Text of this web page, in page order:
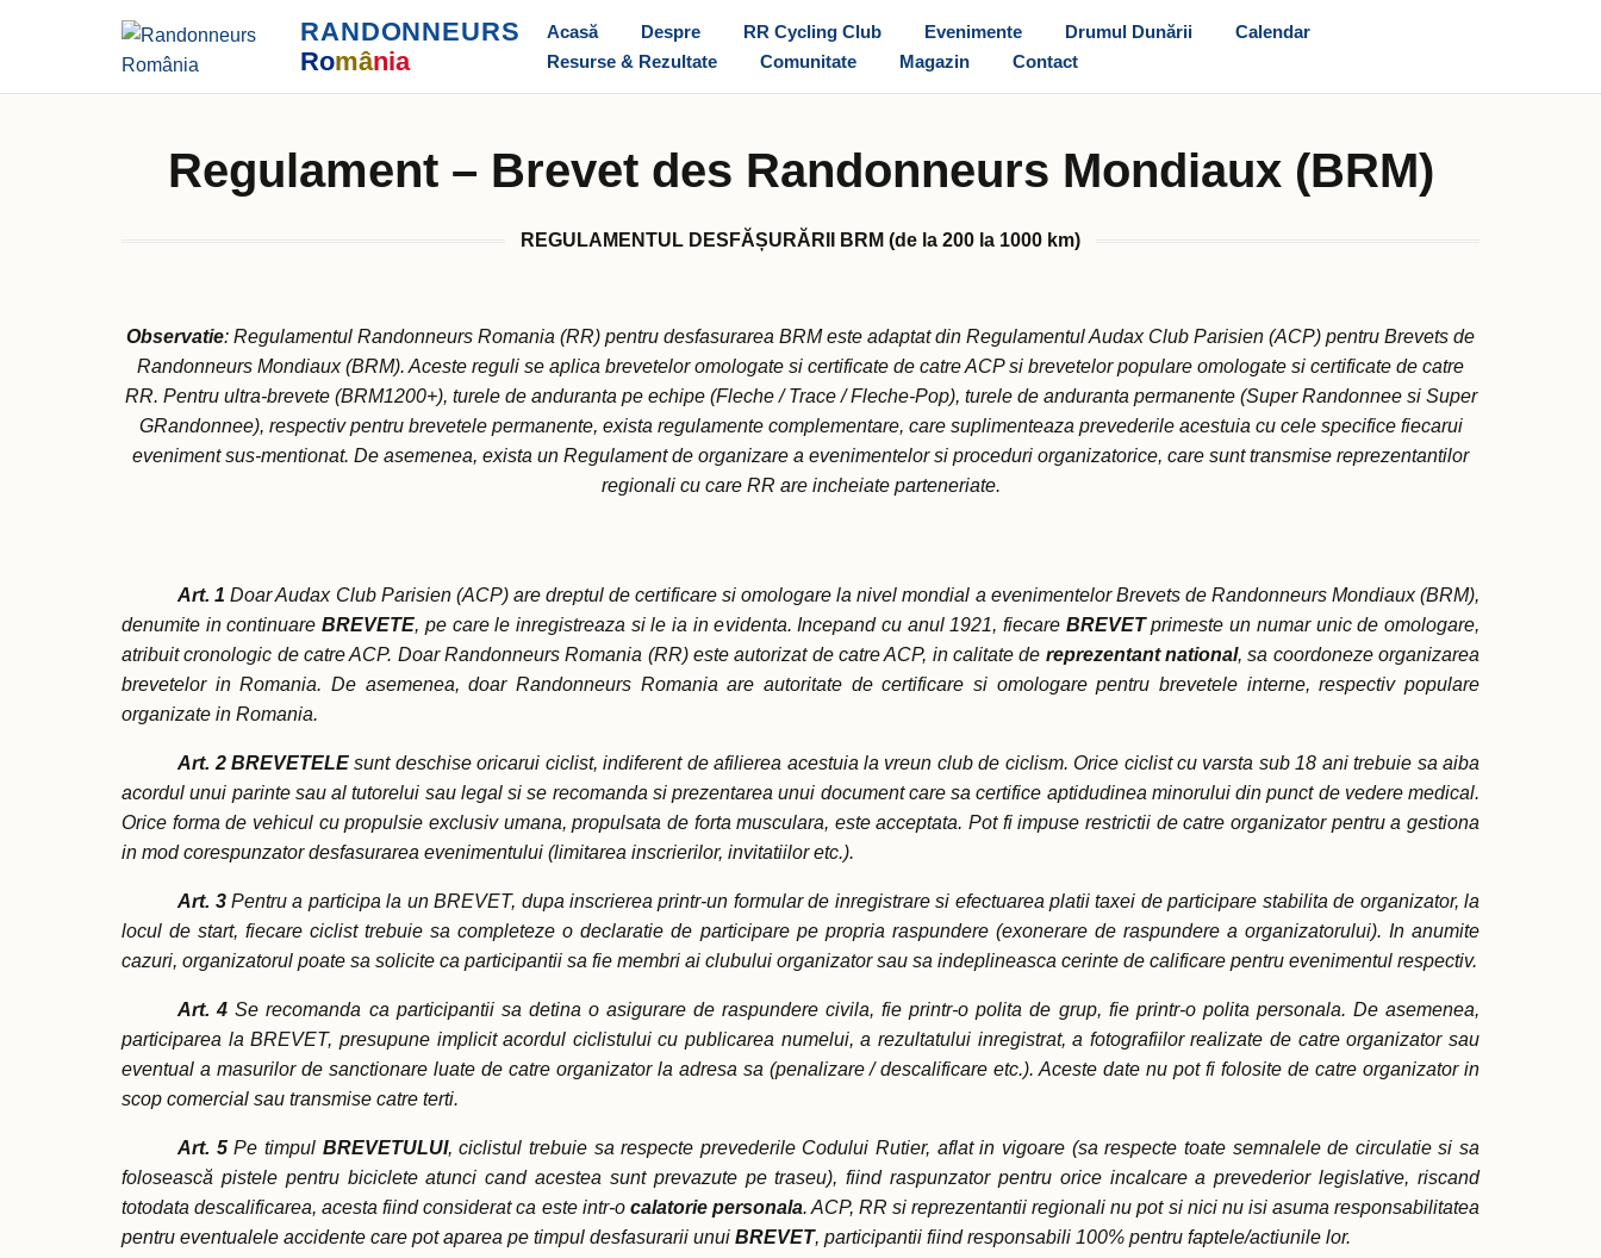
RANDONNEURS
România
Acasă Despre RR Cycling Club Evenimente Drumul Dunării
Calendar
Resurse & Rezultate
Comunitate Magazin Contact
Regulament – Brevet des Randonneurs Mondiaux (BRM)
REGULAMENTUL DESFĂȘURĂRII BRM (de la 200 la 1000 km)
Observatie: Regulamentul Randonneurs Romania (RR) pentru desfasurarea BRM este adaptat din Regulamentul Audax Club Parisien (ACP) pentru Brevets de
Randonneurs Mondiaux (BRM). Aceste reguli se aplica brevetelor omologate si certificate de catre ACP si brevetelor populare omologate si certificate de catre
RR. Pentru ultra-brevete (BRM1200+), turele de anduranta pe echipe (Fleche / Trace / Fleche-Pop), turele de anduranta permanente (Super Randonnee si Super
GRandonnee), respectiv pentru brevetele permanente, exista regulamente complementare, care suplimenteaza prevederile acestuia cu cele specifice fiecarui
eveniment sus-mentionat. De asemenea, exista un Regulament de organizare a evenimentelor si proceduri organizatorice, care sunt transmise reprezentantilor
regionali cu care RR are incheiate parteneriate.
Art. 1 Doar Audax Club Parisien (ACP) are dreptul de certificare si omologare la nivel mondial a evenimentelor Brevets de Randonneurs Mondiaux (BRM),
denumite in continuareBREVETE, pe care le inregistreaza si le ia in evidenta. Incepand cu anul 1921, fiecare BREVETprimeste un numar unic de omologare,
atribuit cronologic de catre ACP. Doar Randonneurs Romania (RR) este autorizat de catre ACP, in calitate de reprezentant national, sa coordoneze organizarea
brevetelor in Romania. De asemenea, doar Randonneurs Romania are autoritate de certificare si omologare pentru brevetele interne, respectiv populare
organizate in Romania.
Art. 2BREVETELE sunt deschise oricarui ciclist, indiferent de afilierea acestuia la vreun club de ciclism. Orice ciclist cu varsta sub 18 ani trebuie sa aiba
acordul unui parinte sau al tutorelui sau legal si se recomanda si prezentarea unui document care sa certifice aptidudinea minorului din punct de vedere medical.
Orice forma de vehicul cu propulsie exclusiv umana, propulsata de forta musculara, este acceptata. Pot fi impuse restrictii de catre organizator pentru a gestiona
in mod corespunzator desfasurarea evenimentului (limitarea inscrierilor, invitatiilor etc.).
Art. 3Pentru a participa la un BREVET, dupa inscrierea printr-un formular de inregistrare si efectuarea platii taxei de participare stabilita de organizator, la
locul de start, fiecare ciclist trebuie sa completeze o declaratie de participare pe propria raspundere (exonerare de raspundere a organizatorului). In anumite
cazuri, organizatorul poate sa solicite ca participantii sa fie membri ai clubului organizator sau sa indeplineasca cerinte de calificare pentru evenimentul respectiv.
Art. 4 Se recomanda ca participantii sa detina o asigurare de raspundere civila, fie printr-o polita de grup, fie printr-o polita personala. De asemenea,
participarea la BREVET, presupune implicit acordul ciclistului cu publicarea numelui, a rezultatului inregistrat, a fotografiilor realizate de catre organizator sau
eventual a masurilor de sanctionare luate de catre organizator la adresa sa (penalizare / descalificare etc.). Aceste date nu pot fi folosite de catre organizator in
scop comercial sau transmise catre terti.
Art. 5Pe timpul BREVETULUI, ciclistul trebuie sa respecte prevederile Codului Rutier, aflat in vigoare (sa respecte toate semnalele de circulatie si sa
folosească pistele pentru biciclete atunci cand acestea sunt prevazute pe traseu), fiind raspunzator pentru orice incalcare a prevederior legislative, riscand
totodata descalificarea, acesta fiind considerat ca este intr-o calatorie personala. ACP, RR si reprezentantii regionali nu pot si nici nu isi asuma responsabilitatea
pentru eventualele accidente care pot aparea pe timpul desfasurarii unui BREVET, participantii fiind responsabili 100% pentru faptele/actiunile lor.